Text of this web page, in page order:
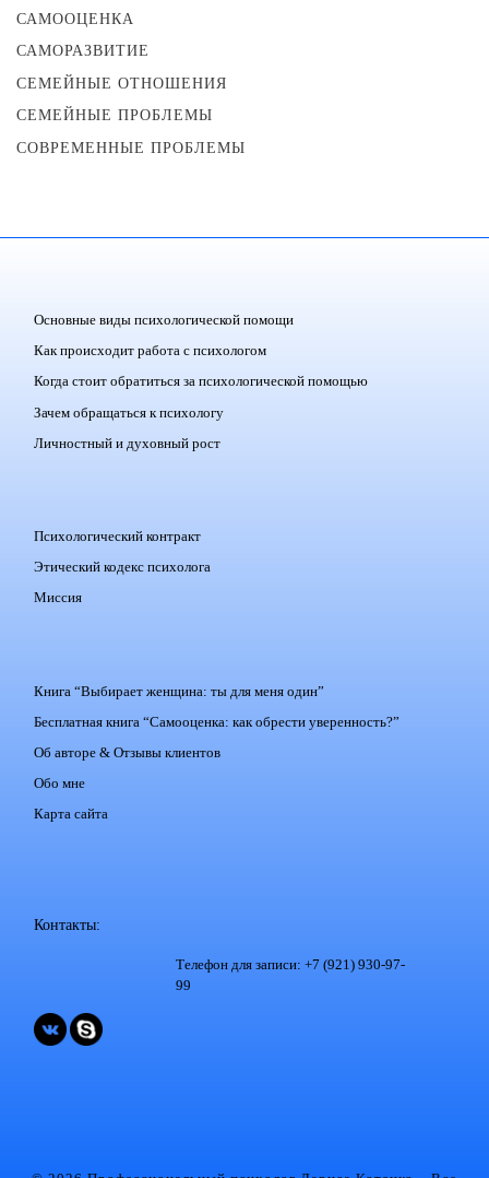
САМООЦЕНКА
САМОРАЗВИТИЕ
СЕМЕЙНЫЕ ОТНОШЕНИЯ
СЕМЕЙНЫЕ ПРОБЛЕМЫ
СОВРЕМЕННЫЕ ПРОБЛЕМЫ
Основные виды психологической помощи
Как происходит работа с психологом
Когда стоит обратиться за психологической помощью
Зачем обращаться к психологу
Личностный и духовный рост
Психологический контракт
Этический кодекс психолога
Миссия
Книга “Выбирает женщина: ты для меня один”
Бесплатная книга “Самооценка: как обрести уверенность?”
Об авторе & Отзывы клиентов
Обо мне
Карта сайта
Контакты:
Телефон для записи: +7 (921) 930-97-
99